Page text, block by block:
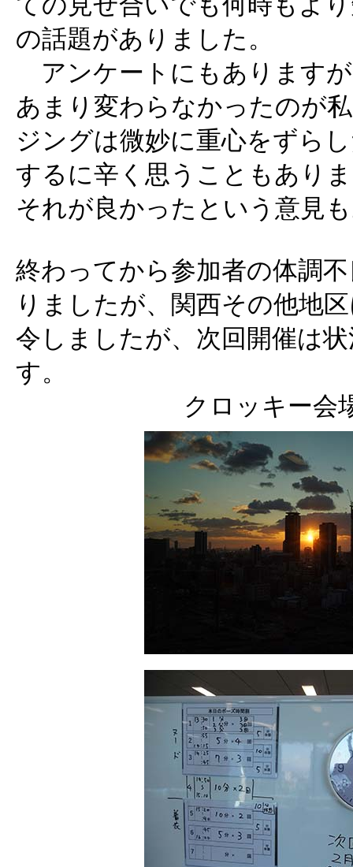
の話題がありました。
アンケートにもあります
あまり変わらなかったのが
ジングは微妙に重心をずら
するに辛く思うこともあり
それが良かったという意見
終わってから参加者の体調
りましたが、関西その他地
令しましたが、次回開催は
す。
クロッキー会